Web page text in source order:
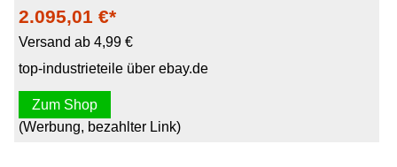
2.095,01 €*
Versand ab 4,99 €
top-industrieteile über ebay.de
Zum Shop
(Werbung, bezahlter Link)